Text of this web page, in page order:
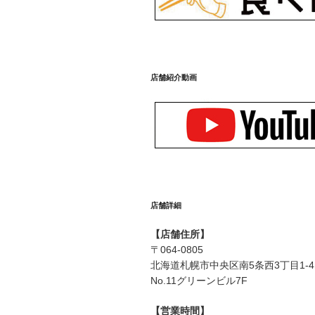
店舗紹介動画
店舗詳細
【店舗住所】
〒 064-0805
北海道札幌市中央区南5条西3丁目1-4
No.11グリーンビル7F
【営業時間】